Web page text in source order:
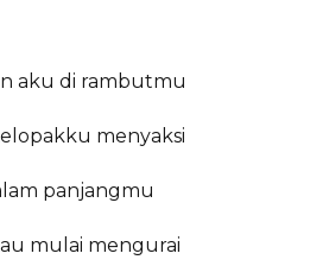
aku di rambutmu
menyaksi
panjangmu
mulai mengurai